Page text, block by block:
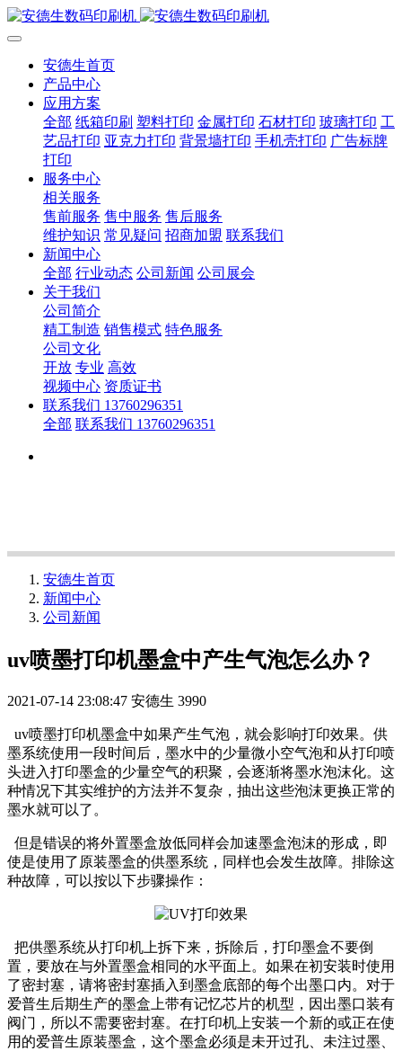
安德生首页
产品中心
应用方案
全部 纸箱印刷 塑料打印 金属打印 石材打印 玻璃打印 工
艺品打印 亚克力打印 背景墙打印 手机壳打印 广告标牌
打印
服务中心
相关服务
售前服务 售中服务 售后服务
维护知识 常见疑问 招商加盟 联系我们
新闻中心
全部 行业动态 公司新闻 公司展会
关于我们
公司简介
精工制造 销售模式 特色服务
公司文化
开放 专业 高效
视频中心 资质证书
联系我们 13760296351
全部 联系我们 13760296351
安德生首页
新闻中心
公司新闻
uv喷墨打印机墨盒中产生气泡怎么办？
2021-07-14 23:08:47 安德生 3990
uv喷墨打印机墨盒中如果产生气泡，就会影响打印效果。供
墨系统使用一段时间后，墨水中的少量微小空气泡和从打印喷
头进入打印墨盒的少量空气的积聚，会逐渐将墨水泡沫化。这
种情况下其实维护的方法并不复杂，抽出这些泡沫更换正常的
墨水就可以了。
但是错误的将外置墨盒放低同样会加速墨盒泡沫的形成，即
使是使用了原装墨盒的供墨系统，同样也会发生故障。排除这
种故障，可以按以下步骤操作：
把供墨系统从打印机上拆下来，拆除后，打印墨盒不要倒
置，要放在与外置墨盒相同的水平面上。如果在初安装时使用
了密封塞，请将密封塞插入到墨盒底部的每个出墨口内。对于
爱普生后期生产的墨盒上带有记忆芯片的机型，因出墨口装有
阀门，所以不需要密封塞。在打印机上安装一个新的或正在使
用的爱普生原装墨盒，这个墨盒必须是未开过孔、未注过墨、